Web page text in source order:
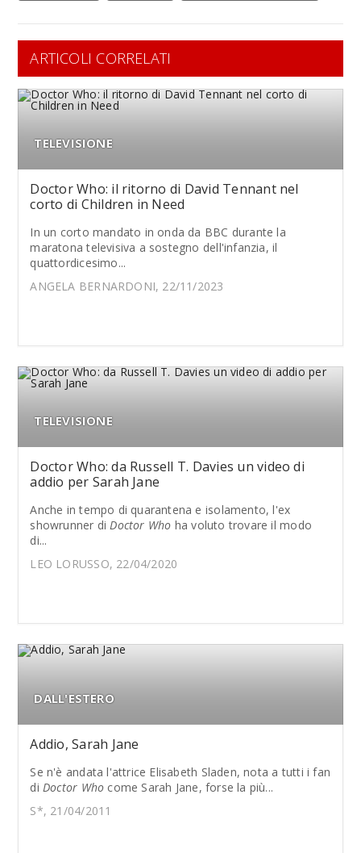
ARTICOLI CORRELATI
TELEVISIONE
Doctor Who: il ritorno di David Tennant nel
corto di Children in Need
In un corto mandato in onda da BBC durante la
maratona televisiva a sostegno dell'infanzia, il
quattordicesimo...
ANGELA BERNARDONI, 22/11/2023
TELEVISIONE
Doctor Who: da Russell T. Davies un video di
addio per Sarah Jane
Anche in tempo di quarantena e isolamento, l'ex
showrunner diDoctor Who ha voluto trovare il modo
di...
LEO LORUSSO, 22/04/2020
DALL'ESTERO
Addio, Sarah Jane
Se n'è andata l'attrice Elisabeth Sladen, nota a tutti i fan
diDoctor Who come Sarah Jane, forse la più...
S*, 21/04/2011